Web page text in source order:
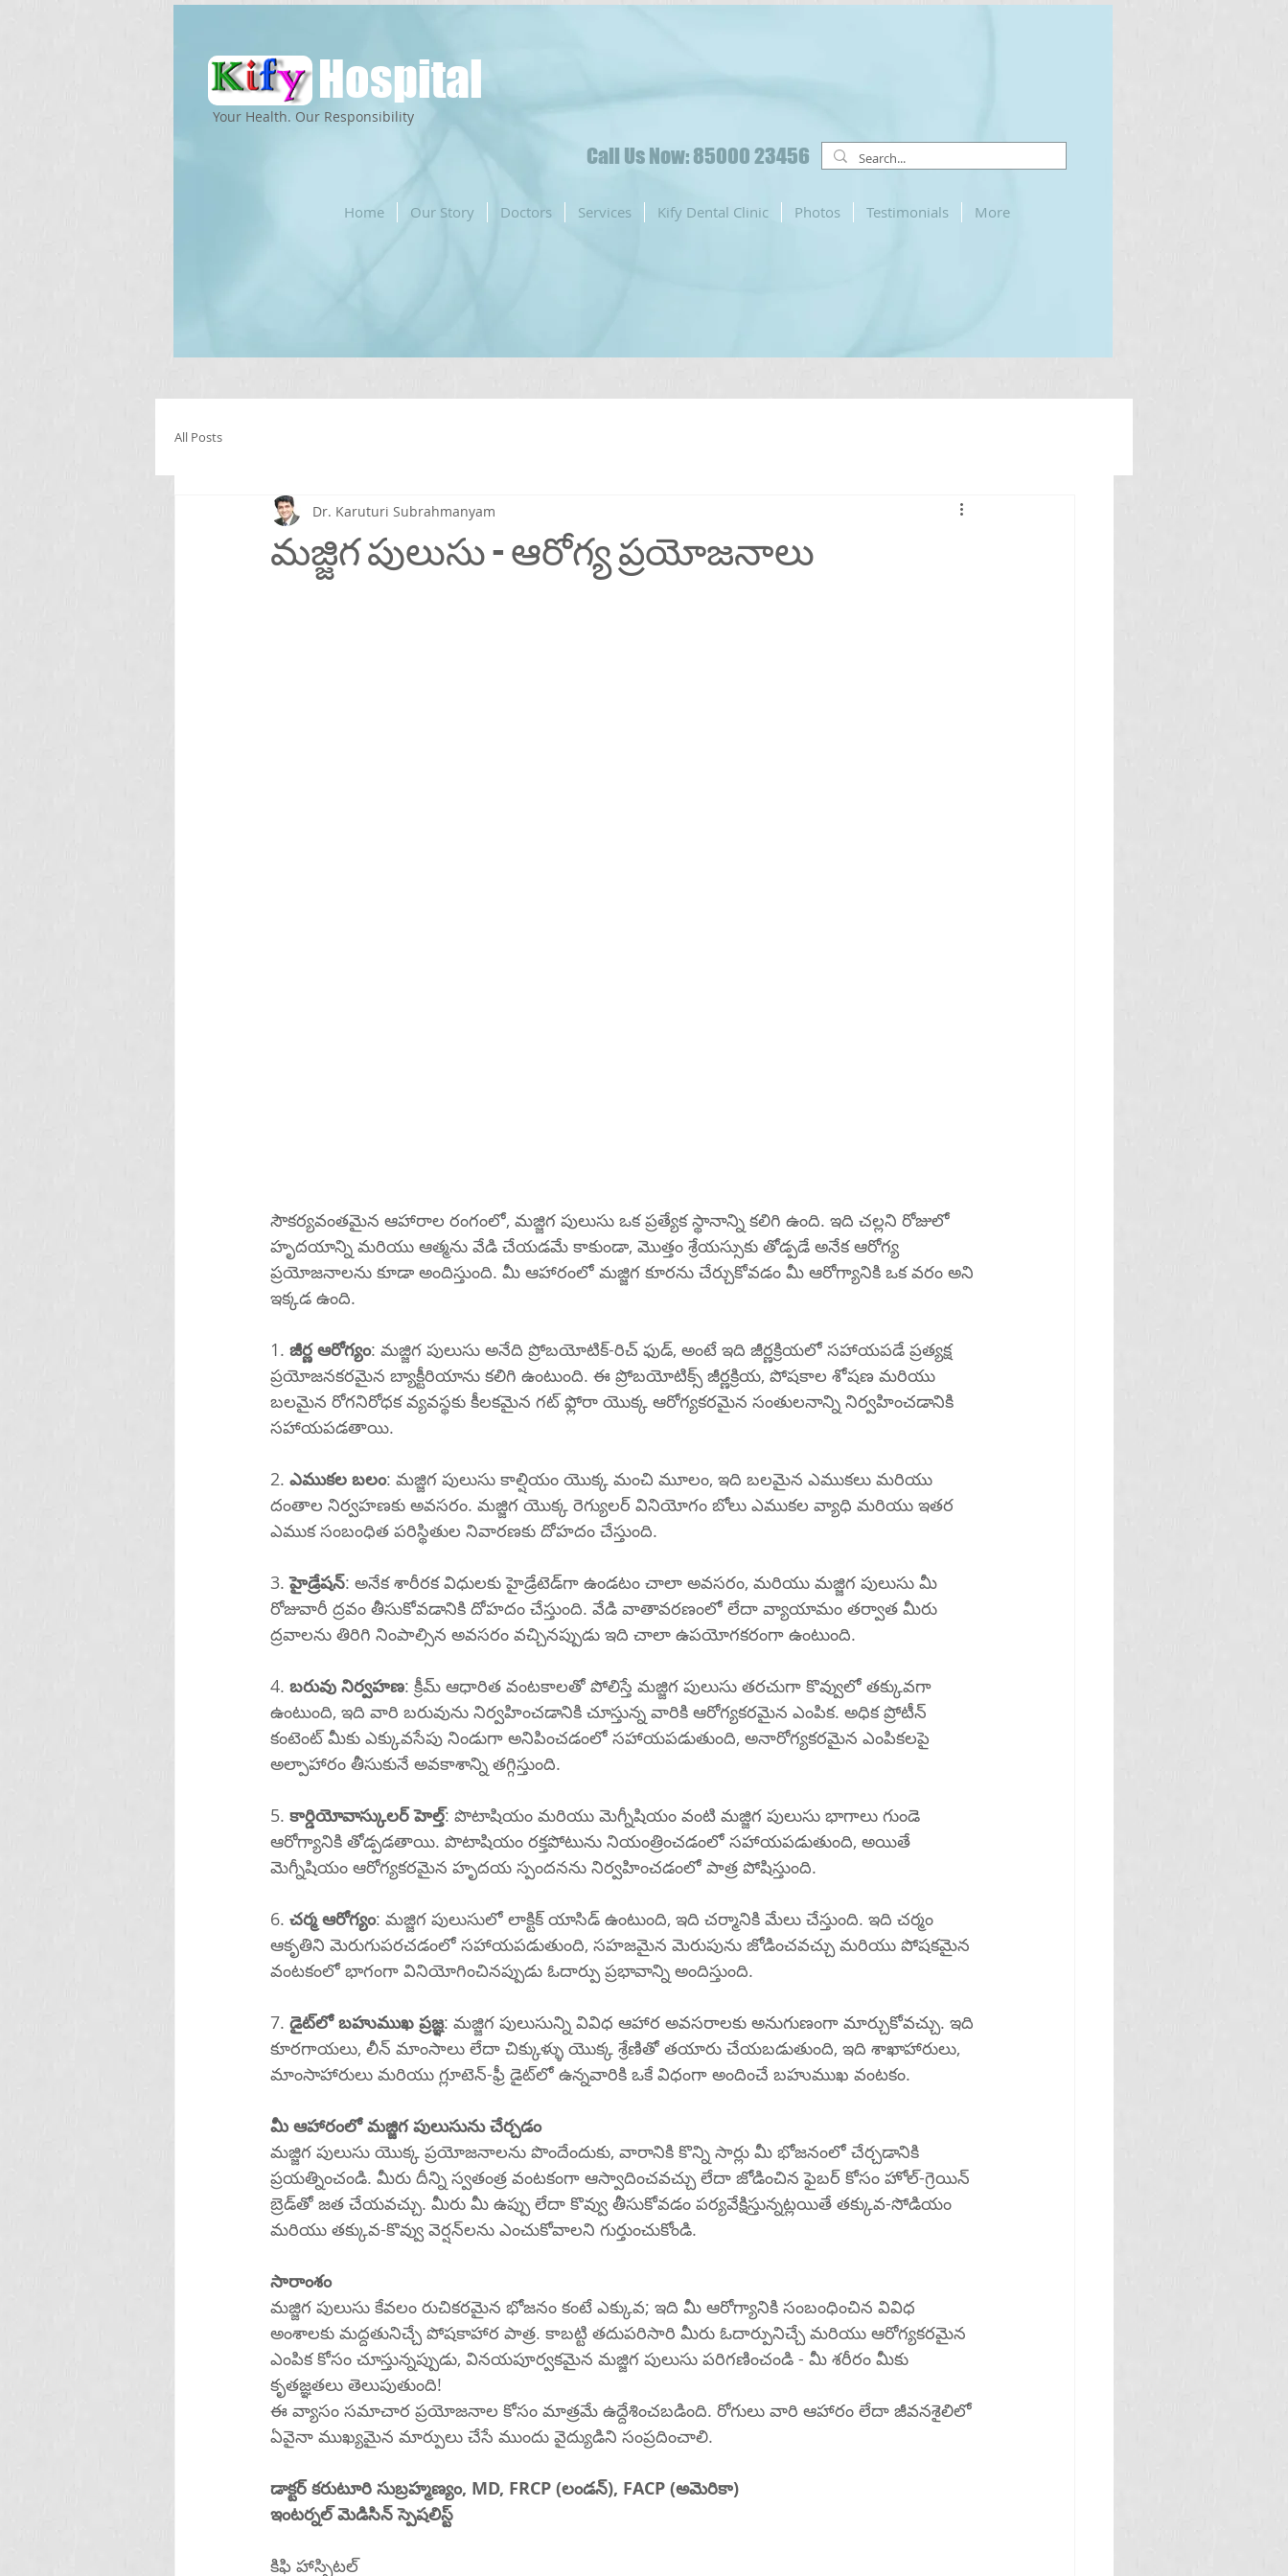
Hospital
Call Us Now: 85000 23456
Home Our Story Doctors Services Kify Dental Clinic Photos Testimonials More
Your Health. Our Responsibility
All Posts
మజ్జిగ పులుసు - ఆరోగ్య ప్రయోజనాలు
Dr. Karuturi Subrahmanyam
సౌకర్యవంతమైన ఆహారాల రంగంలో, మజ్జిగ పులుసు ఒక ప్రత్యేక స్థానాన్ని కలిగి ఉంది. ఇది చల్లని రోజులో
హృదయాన్ని మరియు ఆత్మను వేడి చేయడమే కాకుండా, మొత్తం శ్రేయస్సుకు తోడ్పడే అనేక ఆరోగ్య
ప్రయోజనాలను కూడా అందిస్తుంది. మీ ఆహారంలో మజ్జిగ కూరను చేర్చుకోవడం మీ ఆరోగ్యానికి ఒక వరం అని
ఇక్కడ ఉంది.
1. జీర్ణ ఆరోగ్యం: మజ్జిగ పులుసు అనేది ప్రోబయోటిక్-రిచ్ ఫుడ్, అంటే ఇది జీర్ణక్రియలో సహాయపడే ప్రత్యక్ష
ప్రయోజనకరమైన బ్యాక్టీరియాను కలిగి ఉంటుంది. ఈ ప్రోబయోటిక్స్ జీర్ణక్రియ, పోషకాల శోషణ మరియు
బలమైన రోగనిరోధక వ్యవస్థకు కీలకమైన గట్ ఫ్లోరా యొక్క ఆరోగ్యకరమైన సంతులనాన్ని నిర్వహించడానికి
సహాయపడతాయి.
2. ఎముకల బలం: మజ్జిగ పులుసు కాల్షియం యొక్క మంచి మూలం, ఇది బలమైన ఎముకలు మరియు
దంతాల నిర్వహణకు అవసరం. మజ్జిగ యొక్క రెగ్యులర్ వినియోగం బోలు ఎముకల వ్యాధి మరియు ఇతర
ఎముక సంబంధిత పరిస్థితుల నివారణకు దోహదం చేస్తుంది.
3. హైడ్రేషన్: అనేక శారీరక విధులకు హైడ్రేటెడ్‌గా ఉండటం చాలా అవసరం, మరియు మజ్జిగ పులుసు మీ
రోజువారీ ద్రవం తీసుకోవడానికి దోహదం చేస్తుంది. వేడి వాతావరణంలో లేదా వ్యాయామం తర్వాత మీరు
ద్రవాలను తిరిగి నింపాల్సిన అవసరం వచ్చినప్పుడు ఇది చాలా ఉపయోగకరంగా ఉంటుంది.
4. బరువు నిర్వహణ: క్రీమ్ ఆధారిత వంటకాలతో పోలిస్తే మజ్జిగ పులుసు తరచుగా కొవ్వులో తక్కువగా
ఉంటుంది, ఇది వారి బరువును నిర్వహించడానికి చూస్తున్న వారికి ఆరోగ్యకరమైన ఎంపిక. అధిక ప్రోటీన్
కంటెంట్ మీకు ఎక్కువసేపు నిండుగా అనిపించడంలో సహాయపడుతుంది, అనారోగ్యకరమైన ఎంపికలపై
అల్పాహారం తీసుకునే అవకాశాన్ని తగ్గిస్తుంది.
5. కార్డియోవాస్కులర్ హెల్త్: పొటాషియం మరియు మెగ్నీషియం వంటి మజ్జిగ పులుసు భాగాలు గుండె
ఆరోగ్యానికి తోడ్పడతాయి. పొటాషియం రక్తపోటును నియంత్రించడంలో సహాయపడుతుంది, అయితే
మెగ్నీషియం ఆరోగ్యకరమైన హృదయ స్పందనను నిర్వహించడంలో పాత్ర పోషిస్తుంది.
6. చర్మ ఆరోగ్యం: మజ్జిగ పులుసులో లాక్టిక్ యాసిడ్ ఉంటుంది, ఇది చర్మానికి మేలు చేస్తుంది. ఇది చర్మం
ఆకృతిని మెరుగుపరచడంలో సహాయపడుతుంది, సహజమైన మెరుపును జోడించవచ్చు మరియు పోషకమైన
వంటకంలో భాగంగా వినియోగించినప్పుడు ఓదార్పు ప్రభావాన్ని అందిస్తుంది.
7. డైట్‌లో బహుముఖ ప్రజ్ఞ: మజ్జిగ పులుసున్ని వివిధ ఆహార అవసరాలకు అనుగుణంగా మార్చుకోవచ్చు. ఇది
కూరగాయలు, లీన్ మాంసాలు లేదా చిక్కుళ్ళు యొక్క శ్రేణితో తయారు చేయబడుతుంది, ఇది శాఖాహారులు,
మాంసాహారులు మరియు గ్లూటెన్-ఫ్రీ డైట్‌లో ఉన్నవారికి ఒకే విధంగా అందించే బహుముఖ వంటకం.
మీ ఆహారంలో మజ్జిగ పులుసును చేర్చడం
మజ్జిగ పులుసు యొక్క ప్రయోజనాలను పొందేందుకు, వారానికి కొన్ని సార్లు మీ భోజనంలో చేర్చడానికి
ప్రయత్నించండి. మీరు దీన్ని స్వతంత్ర వంటకంగా ఆస్వాదించవచ్చు లేదా జోడించిన ఫైబర్ కోసం హోల్-గ్రెయిన్
బ్రెడ్‌తో జత చేయవచ్చు. మీరు మీ ఉప్పు లేదా కొవ్వు తీసుకోవడం పర్యవేక్షిస్తున్నట్లయితే తక్కువ-సోడియం
మరియు తక్కువ-కొవ్వు వెర్షన్‌లను ఎంచుకోవాలని గుర్తుంచుకోండి.
సారాంశం
మజ్జిగ పులుసు కేవలం రుచికరమైన భోజనం కంటే ఎక్కువ; ఇది మీ ఆరోగ్యానికి సంబంధించిన వివిధ
అంశాలకు మద్దతునిచ్చే పోషకాహార పాత్ర. కాబట్టి తదుపరిసారి మీరు ఓదార్పునిచ్చే మరియు ఆరోగ్యకరమైన
ఎంపిక కోసం చూస్తున్నప్పుడు, వినయపూర్వకమైన మజ్జిగ పులుసు పరిగణించండి - మీ శరీరం మీకు
కృతజ్ఞతలు తెలుపుతుంది!
ఈ వ్యాసం సమాచార ప్రయోజనాల కోసం మాత్రమే ఉద్దేశించబడింది. రోగులు వారి ఆహారం లేదా జీవనశైలిలో
ఏవైనా ముఖ్యమైన మార్పులు చేసే ముందు వైద్యుడిని సంప్రదించాలి.
డాక్టర్ కరుటూరి సుబ్రహ్మణ్యం, MD, FRCP (లండన్), FACP (అమెరికా)
ఇంటర్నల్ మెడిసిన్ స్పెషలిస్ట్
కిఫి హాస్పిటల్